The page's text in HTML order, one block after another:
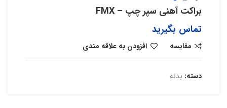
براکت آهنی سپر چپ – ‌FMX
تماس بگیرید
مقایسه افزودن به علاقه مندی
دسته: بدنه